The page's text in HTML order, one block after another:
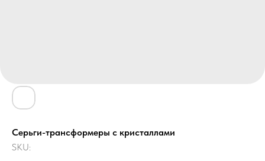
Cерьги-трансформеры с кристаллами
SKU: